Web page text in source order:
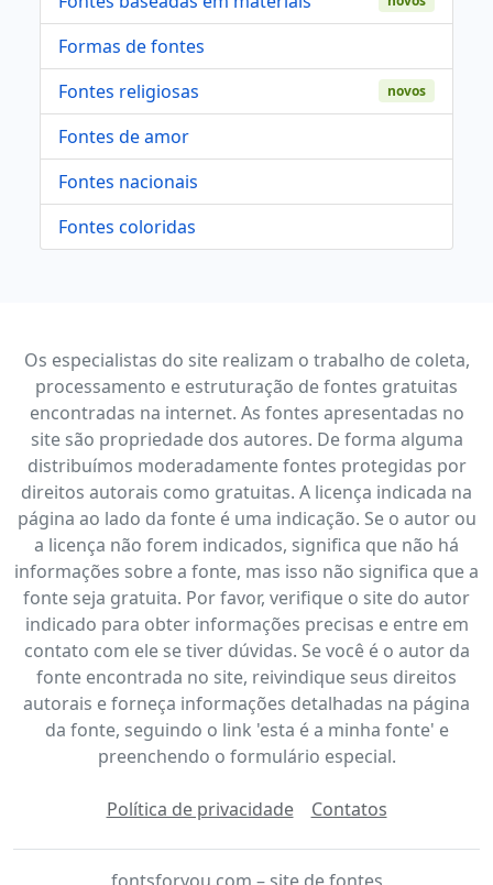
Formas de fontes
Fontes religiosas
novos
Fontes de amor
Fontes nacionais
Fontes coloridas
Os especialistas do site realizam o trabalho de coleta,
processamento e estruturação de fontes gratuitas
encontradas na internet. As fontes apresentadas no
site são propriedade dos autores. De forma alguma
distribuímos moderadamente fontes protegidas por
direitos autorais como gratuitas. A licença indicada na
página ao lado da fonte é uma indicação. Se o autor ou
a licença não forem indicados, significa que não há
informações sobre a fonte, mas isso não significa que a
fonte seja gratuita. Por favor, verifique o site do autor
indicado para obter informações precisas e entre em
contato com ele se tiver dúvidas. Se você é o autor da
fonte encontrada no site, reivindique seus direitos
autorais e forneça informações detalhadas na página
da fonte, seguindo o link 'esta é a minha fonte' e
preenchendo o formulário especial.
Política de privacidade Contatos
fontsforyou.com – site de fontes